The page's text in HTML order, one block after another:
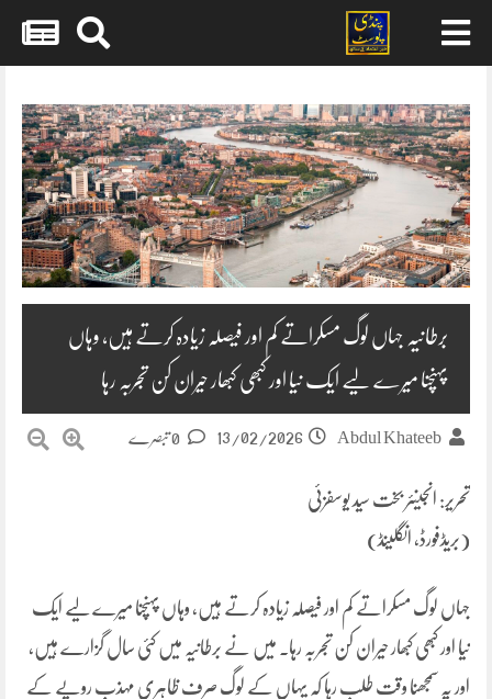
content
برطانیہ جہاں لوگ مسکراتے کم اور فیصلہ زیادہ کرتے ہیں، وہاں
پہنچنا میرے لیے ایک نیا اور کبھی کبھار حیران کن تجربہ رہا
Abdul Khateeb
13/02/2026
تحریر: انجینئر بخت سید یوسفزئی
(بریڈفورڈ، انگلینڈ)
جہاں لوگ مسکراتے کم اور فیصلہ زیادہ کرتے ہیں، وہاں پہنچنا میرے لیے ایک
نیا اور کبھی کبھار حیران کن تجربہ رہا۔ میں نے برطانیہ میں کئی سال گزارے ہیں،
اور یہ سمجھنا وقت طلب رہا کہ یہاں کے لوگ صرف ظاہری مہذب رویے کے